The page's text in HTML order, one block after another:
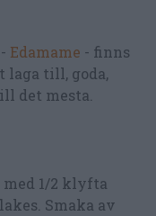
Edamame - finns
laga till, goda,
det mesta.
med 1/2 klyfta
Smaka av